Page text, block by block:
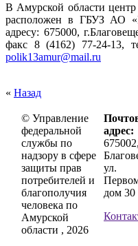
В Амурской области
расположен в ГБУЗ АО
адресу: 675000,
факс 8 (4162) 77-24-13,
polik13amur@mail.ru
« Назад
© Управление
федеральной
службы по
надзору в сфере
защиты прав
потребителей и
благополучия
человека по
Амурской
области , 2026
адрес:
ул.
дом 30